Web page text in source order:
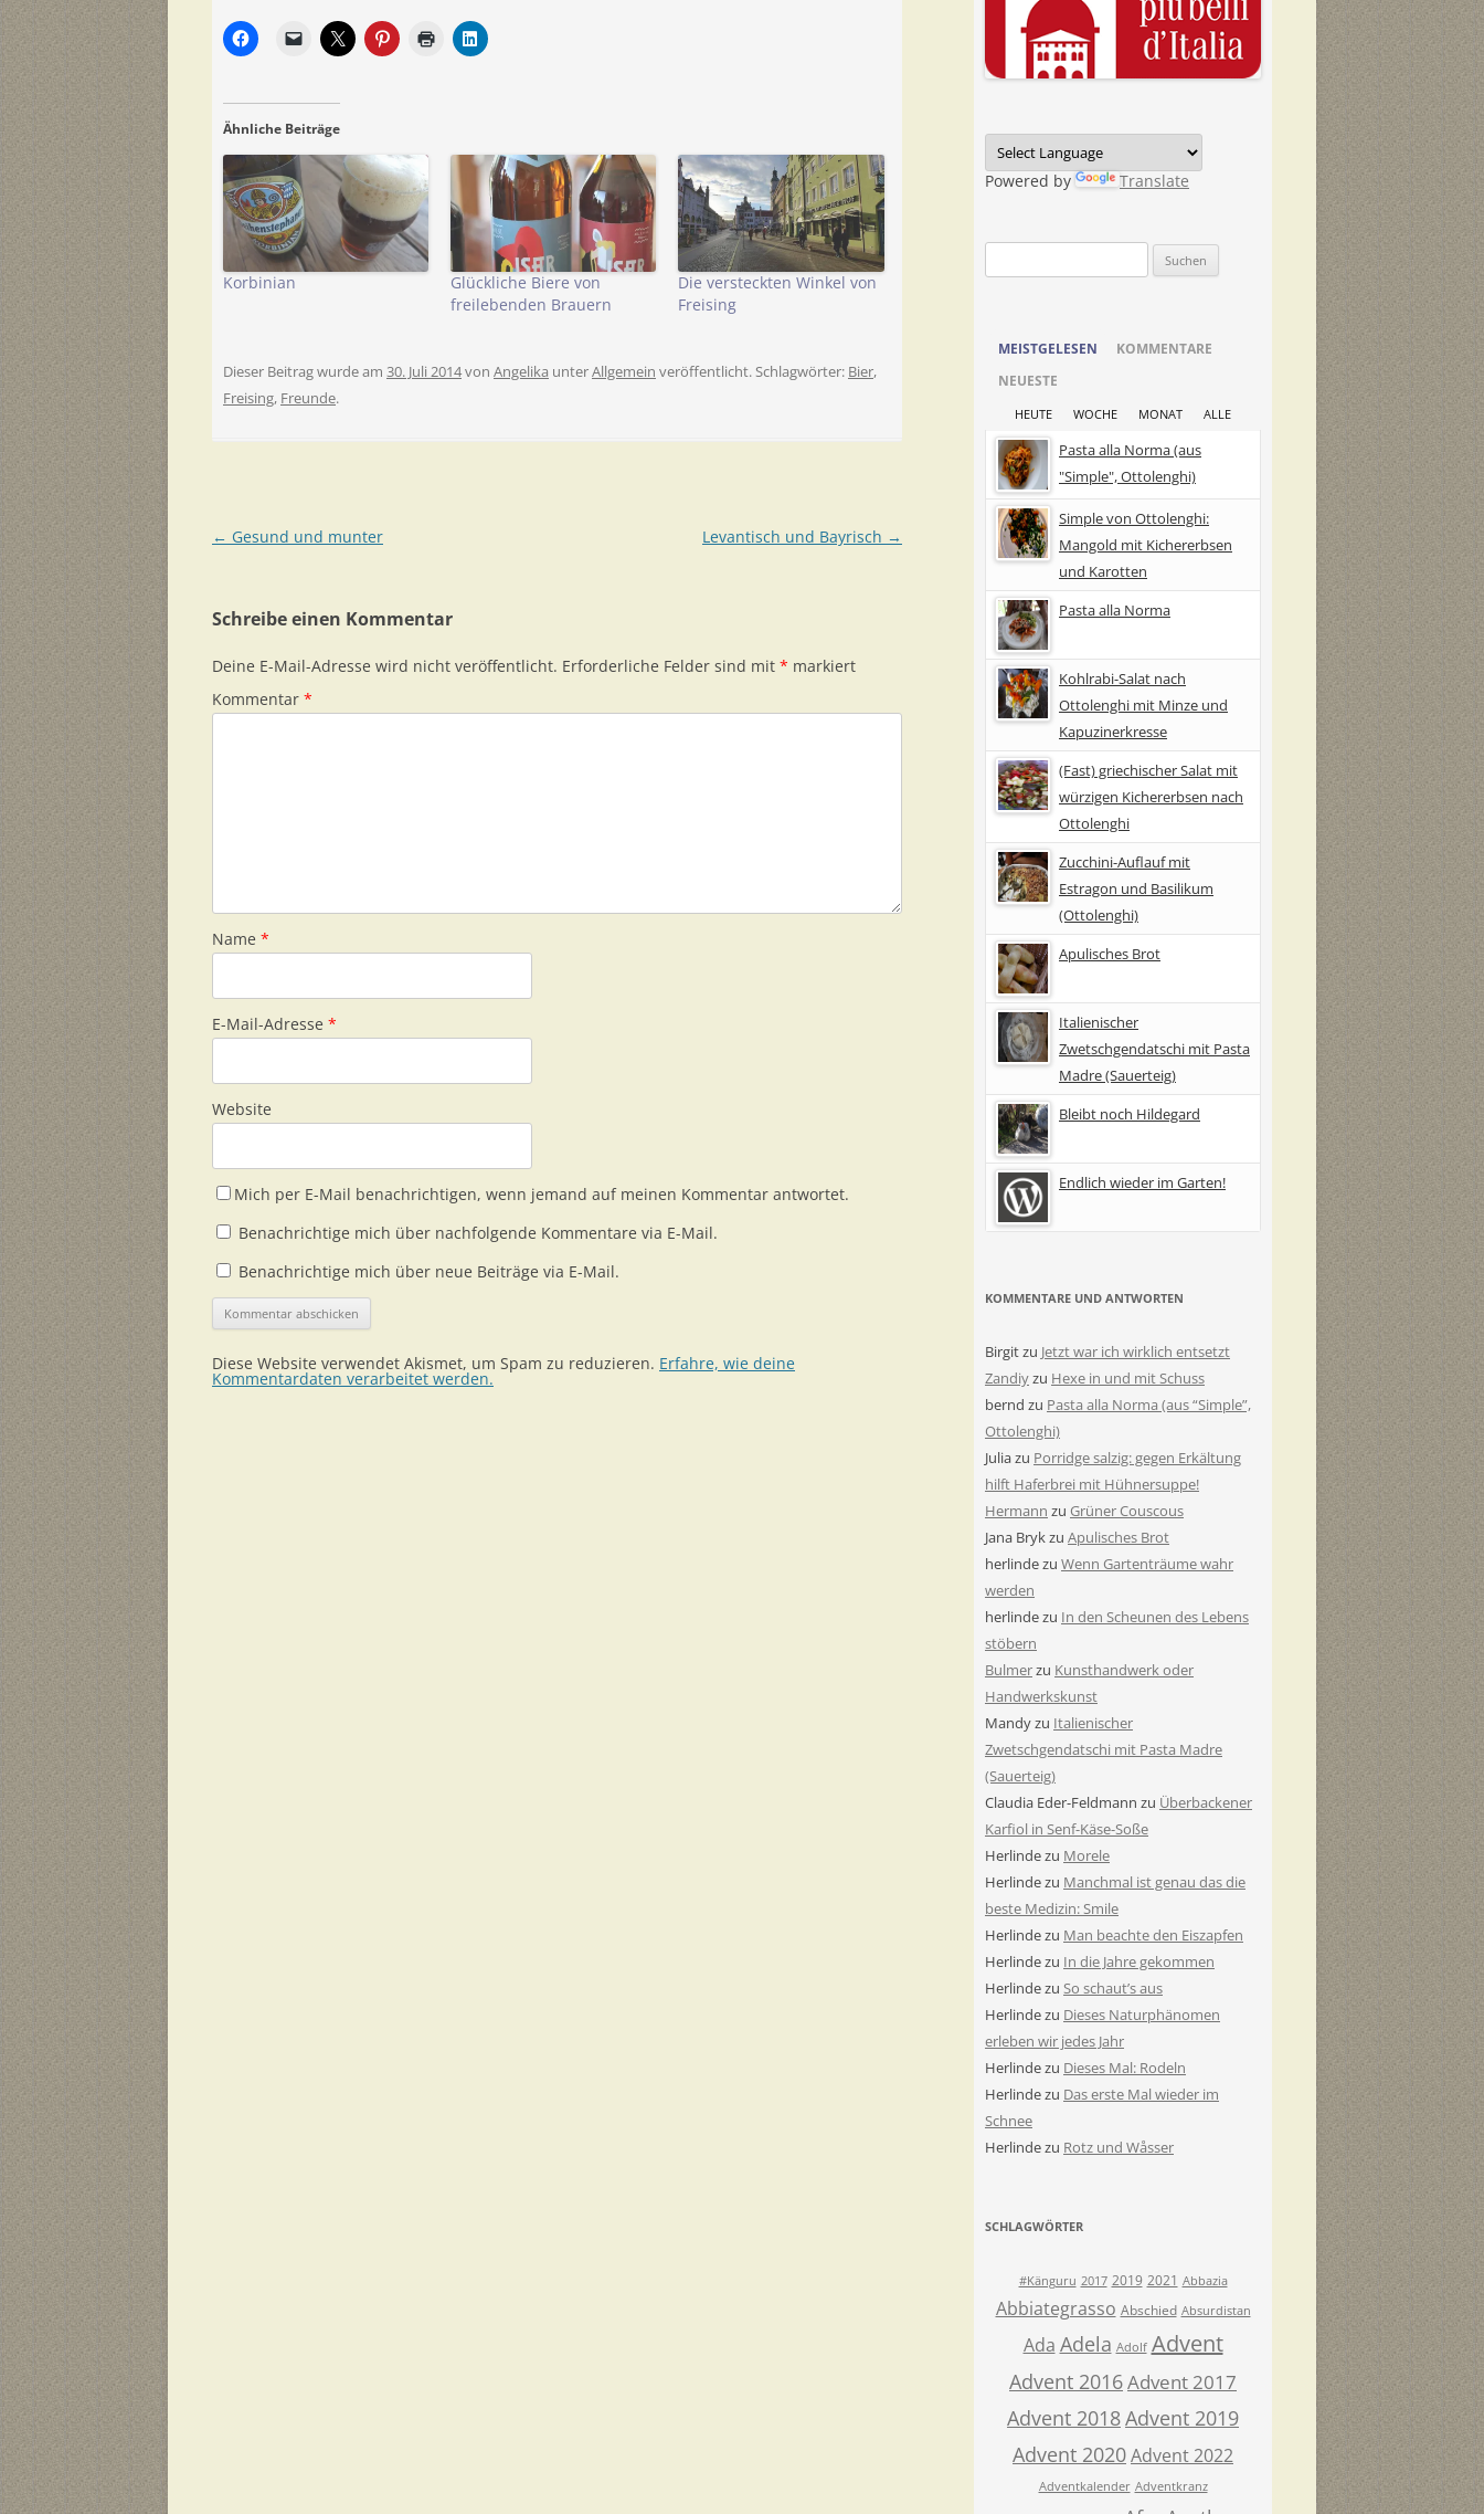
Ähnliche Beiträge
Korbinian
Glückliche Biere von
freilebenden Brauern
Die versteckten Winkel von
Freising
Dieser Beitrag wurde am 30. Juli 2014von Angelika unterAllgemein veröffentlicht. Schlagwörter: Bier,
Freising, Freunde.
Beitragsnavigation
← Gesund und munter Levantisch und Bayrisch →
Schreibe einen Kommentar
Deine E-Mail-Adresse wird nicht veröffentlicht. Erforderliche Felder sind mit * markiert
Kommentar *
Name *
E-Mail-Adresse *
Website
Mich per E-Mail benachrichtigen, wenn jemand auf meinen Kommentar antwortet.
Benachrichtige mich über nachfolgende Kommentare via E-Mail.
Benachrichtige mich über neue Beiträge via E-Mail.
Diese Website verwendet Akismet, um Spam zu reduzieren. Erfahre, wie deine
Kommentardaten verarbeitet werden.
Powered by Translate
nach:
MEISTGELESEN
KOMMENTARE
NEUESTE
HEUTE WOCHE MONAT ALLE
Pasta alla Norma (aus
"Simple", Ottolenghi)
Simple von Ottolenghi:
Mangold mit Kichererbsen
und Karotten
Pasta alla Norma
Kohlrabi-Salat nach
Ottolenghi mit Minze und
Kapuzinerkresse
(Fast) griechischer Salat mit
würzigen Kichererbsen nach
Ottolenghi
Zucchini-Auflauf mit
Estragon und Basilikum
(Ottolenghi)
Apulisches Brot
Italienischer
Zwetschgendatschi mit Pasta
Madre (Sauerteig)
Bleibt noch Hildegard
Endlich wieder im Garten!
KOMMENTARE UND ANTWORTEN
Birgitzu Jetzt war ich wirklich entsetzt
Zandiyzu Hexe in und mit Schuss
bernd zu Pasta alla Norma (aus “Simple”,
Ottolenghi)
Juliazu Porridge salzig: gegen Erkältung
hilft Haferbrei mit Hühnersuppe!
Hermann zu Grüner Couscous
Jana Brykzu Apulisches Brot
herlindezu Wenn Gartenträume wahr
werden
herlindezu In den Scheunen des Lebens
stöbern
Bulmerzu Kunsthandwerk oder
Handwerkskunst
Mandyzu Italienischer
Zwetschgendatschi mit Pasta Madre
(Sauerteig)
Claudia Eder-Feldmann zu Überbackener
Karfiol in Senf-Käse-Soße
Herlindezu Morele
Herlindezu Manchmal ist genau das die
beste Medizin: Smile
Herlindezu Man beachte den Eiszapfen
Herlindezu In die Jahre gekommen
Herlindezu So schaut’s aus
Herlindezu Dieses Naturphänomen
erleben wir jedes Jahr
Herlindezu Dieses Mal: Rodeln
Herlindezu Das erste Mal wieder im
Schnee
Herlindezu Rotz und Wåsser
SCHLAGWÖRTER
#Känguru 2017 2019 2021 Abbazia
Abbiategrasso Abschied Absurdistan
Ada Adela Adolf Advent
Advent 2016Advent 2017
Advent 2018Advent 2019
Advent 2020Advent 2022
Adventkalender Adventkranz